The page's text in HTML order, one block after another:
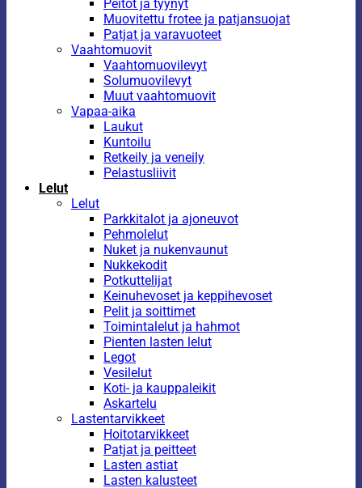
Peitot ja tyynyt
Muovitettu frotee ja patjansuojat
Patjat ja varavuoteet
Vaahtomuovit
Vaahtomuovilevyt
Solumuovilevyt
Muut vaahtomuovit
Vapaa-aika
Laukut
Kuntoilu
Retkeily ja veneily
Pelastusliivit
Lelut
Lelut
Parkkitalot ja ajoneuvot
Pehmolelut
Nuket ja nukenvaunut
Nukkekodit
Potkuttelijat
Keinuhevoset ja keppihevoset
Pelit ja soittimet
Toimintalelut ja hahmot
Pienten lasten lelut
Legot
Vesilelut
Koti- ja kauppaleikit
Askartelu
Lastentarvikkeet
Hoitotarvikkeet
Patjat ja peitteet
Lasten astiat
Lasten kalusteet